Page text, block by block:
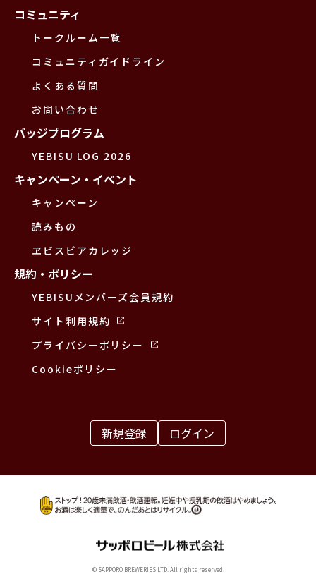
コミュニティ
トークルーム一覧
コミュニティガイドライン
よくある質問
お問い合わせ
バッジプログラム
YEBISU LOG 2026
キャンペーン・イベント
キャンペーン
読みもの
ヱビスビアカレッジ
規約・ポリシー
YEBISUメンバーズ会員規約
サイト利用規約
プライバシーポリシー
Cookieポリシー
新規登録 ログイン
© SAPPORO BREWERIES LTD. All rights reserved.